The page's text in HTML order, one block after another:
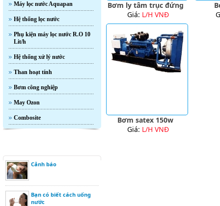
Máy lọc nước Aquapan
Hệ thống lọc nước
Phụ kiện máy lọc nước R.O 10
Lit/h
Hệ thống xử lý nước
Than hoạt tính
Bơm công nghiệp
May Ozon
Combosite
Cảnh báo
Bạn có biết cách uống
nước
Bơm ly tâm trục đứng
Giá: L/H VNĐ
Bơm satex 150w
Giá: L/H VNĐ